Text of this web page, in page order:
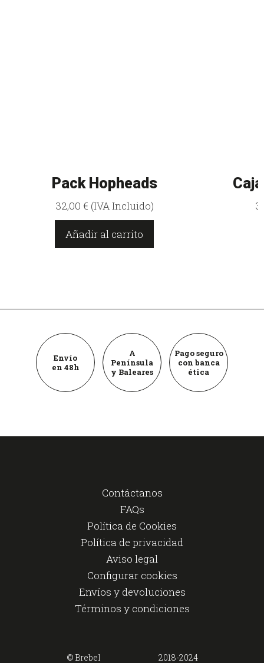
Pack Hopheads
32,00 € (IVA Incluido)
Añadir al carrito
Envío
en 48h
A
Península
y Baleares
Pago seguro
con banca
ética
Contáctanos
FAQs
Política de Cookies
Política de privacidad
Aviso legal
Configurar cookies
Envíos y devoluciones
Términos y condiciones
© Brebel 2018-2024